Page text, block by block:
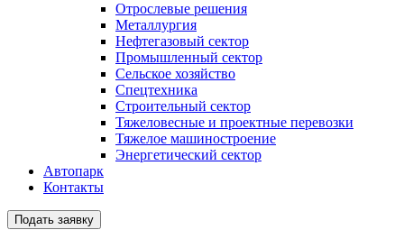
Отрослевые решения
Металлургия
Нефтегазовый сектор
Промышленный сектор
Сельское хозяйство
Спецтехника
Строительный сектор
Тяжеловесные и проектные перевозки
Тяжелое машиностроение
Энергетический сектор
Автопарк
Контакты
Подать заявку